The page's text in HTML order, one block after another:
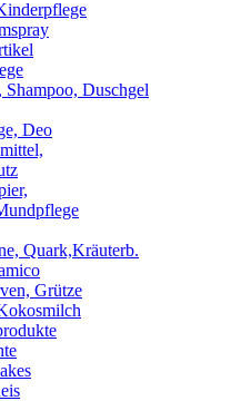
Shampoo, Duschgel
Deo
Quark,Kräuterb.
Grütze